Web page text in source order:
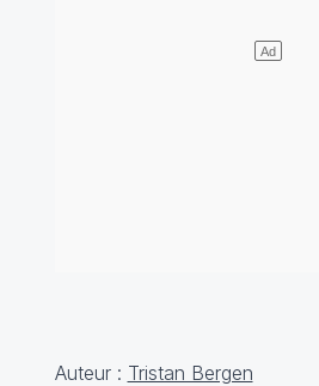
Auteur : Tristan Bergen